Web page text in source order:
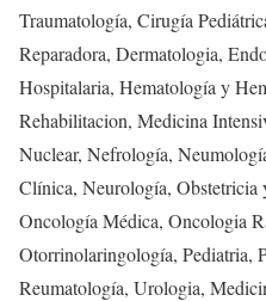
Traumatología, Cirugía
Reparadora, Dermatologia,
Hospitalaria, Hematología y
Rehabilitacion, Medicina
Nuclear, Nefrología,
Clínica, Neurología,
Oncología Médica, Oncologia
Otorrinolaringología, Pediatria,
Reumatología, Urologia,